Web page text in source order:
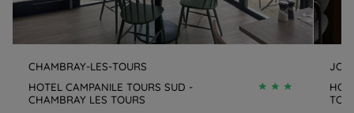
CHAMBRAY-LES-TOURS
HOTEL CAMPANILE TOURS SUD -
CHAMBRAY LES TOURS